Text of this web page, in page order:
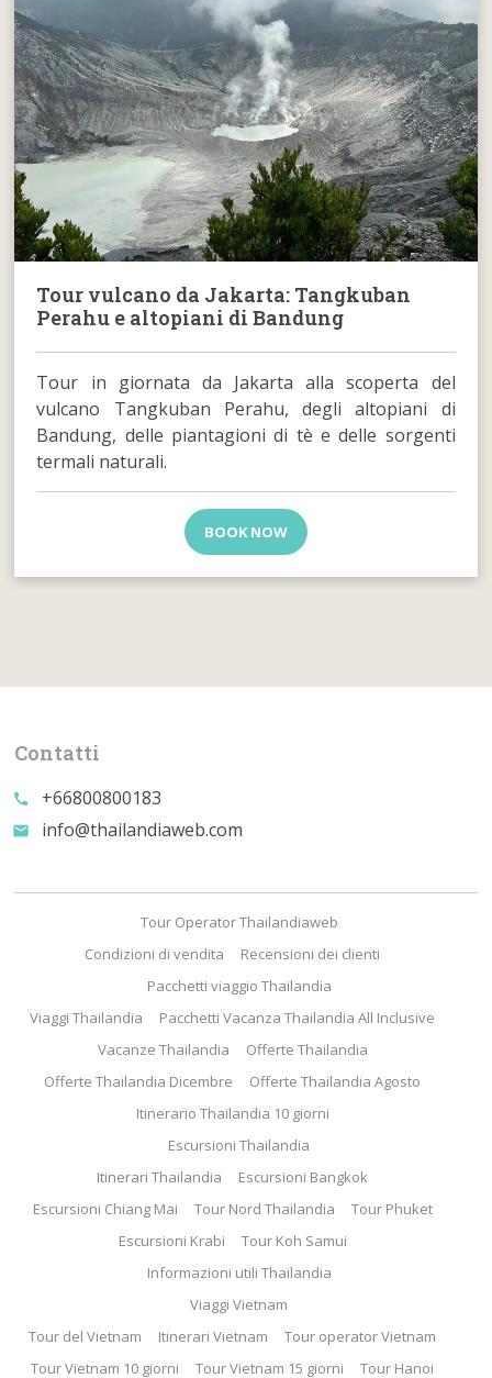
Tour vulcano da Jakarta: Tangkuban
Perahu e altopiani di Bandung
Tour in giornata da Jakarta alla scoperta del
vulcano Tangkuban Perahu, degli altopiani di
Bandung, delle piantagioni di tè e delle sorgenti
termali naturali.
BOOK NOW
Contatti
call +66800800183
email info@thailandiaweb.com
Tour Operator Thailandiaweb
Condizioni di vendita
Recensioni dei clienti
Pacchetti viaggio Thailandia
Viaggi Thailandia
Pacchetti Vacanza Thailandia All Inclusive
Vacanze Thailandia
Offerte Thailandia
Offerte Thailandia Dicembre
Offerte Thailandia Agosto
Itinerario Thailandia 10 giorni
Escursioni Thailandia
Itinerari Thailandia
Escursioni Bangkok
Escursioni Chiang Mai
Tour Nord Thailandia
Tour Phuket
Escursioni Krabi
Tour Koh Samui
Informazioni utili Thailandia
Viaggi Vietnam
Tour del Vietnam
Itinerari Vietnam
Tour operator Vietnam
Tour Vietnam 10 giorni
Tour Vietnam 15 giorni Tour Hanoi